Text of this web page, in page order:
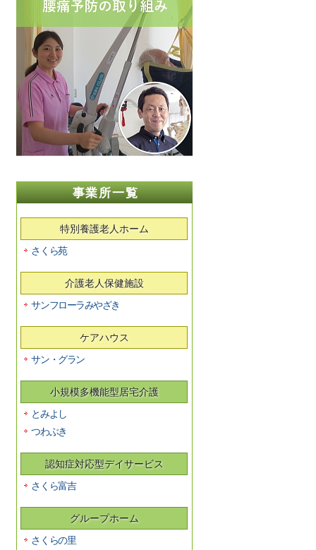
事業所一覧
特別養護老人ホーム
さくら苑
介護老人保健施設
サンフローラみやざき
ケアハウス
サン・グラン
小規模多機能型居宅介護
とみよし
つわぶき
認知症対応型デイサービス
さくら富吉
グループホーム
さくらの里